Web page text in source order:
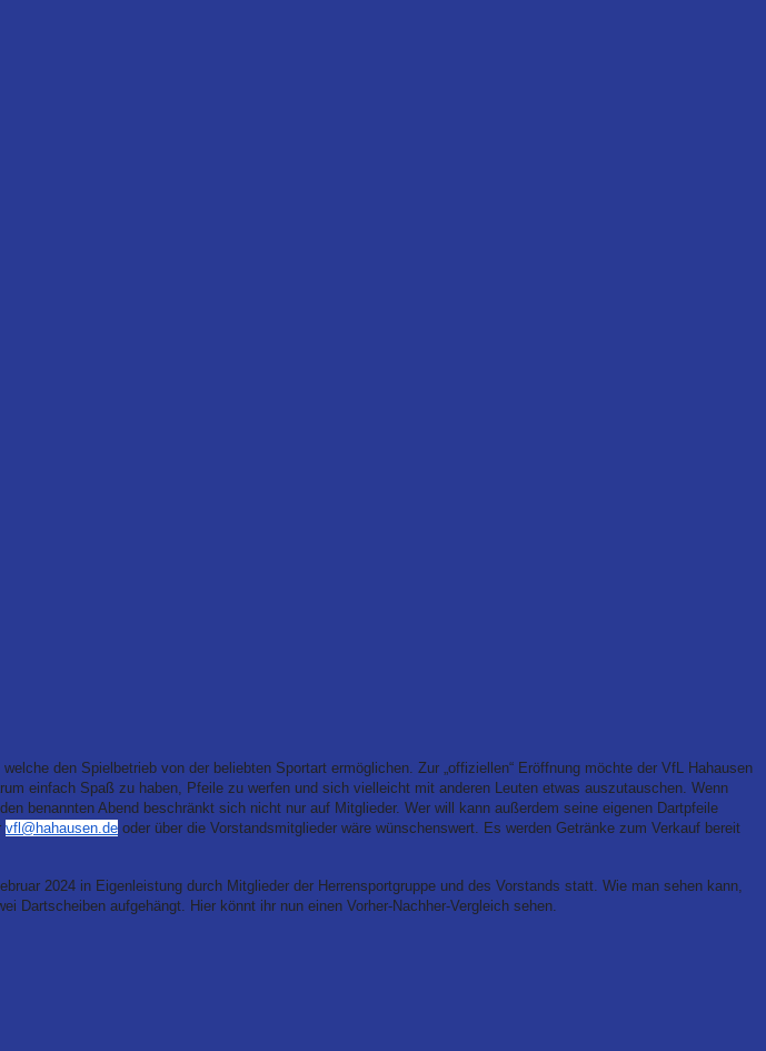
den Spielbetrieb von der beliebten Sportart ermöglichen. Zur „offiziellen“ Eröffnung möchte der VfL Hahausen
einfach Spaß zu haben, Pfeile zu werfen und sich vielleicht mit anderen Leuten etwas auszutauschen. Wenn
benannten Abend beschränkt sich nicht nur auf Mitglieder. Wer will kann außerdem seine eigenen Dartpfeile
vfl@hahausen.de oder über die Vorstandsmitglieder wäre wünschenswert. Es werden Getränke zum Verkauf bereit
2024 in Eigenleistung durch Mitglieder der Herrensportgruppe und des Vorstands statt. Wie man sehen kann,
Dartscheiben aufgehängt. Hier könnt ihr nun einen Vorher-Nachher-Vergleich sehen.